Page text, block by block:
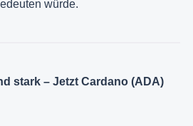
würde.
stark – Jetzt Cardano (ADA)